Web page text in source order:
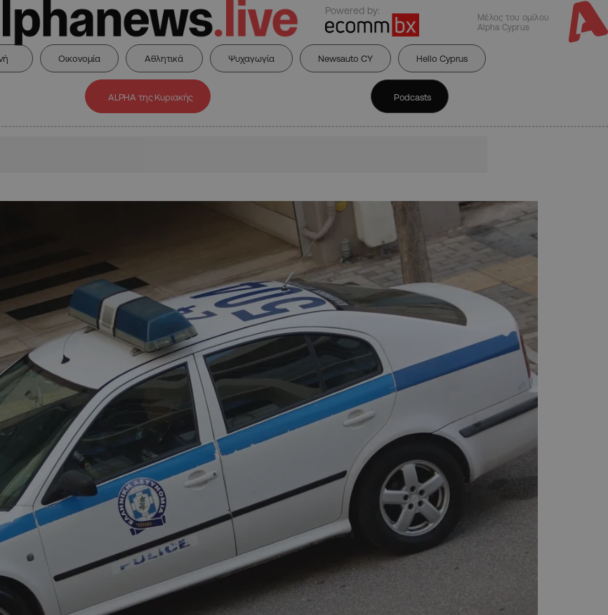
Powered by:
Μέλος του ομίλου
Alpha Cyprus
Οικονομία Αθλητικά Ψυχαγωγία Newsauto CY Hello Cyprus
ALPHA της Κυριακής Podcasts